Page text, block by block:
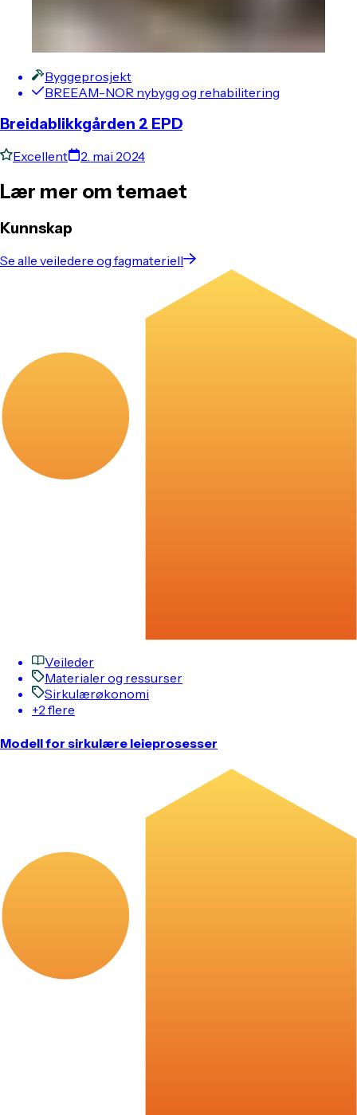
Byggeprosjekt
BREEAM-NOR nybygg og rehabilitering
Breidablikkgården 2 EPD
Excellent 2. mai 2024
Lær mer om temaet
Kunnskap
Se alle veiledere og fagmateriell
Veileder
Materialer og ressurser
Sirkulærøkonomi
+2 flere
Modell for sirkulære leieprosesser